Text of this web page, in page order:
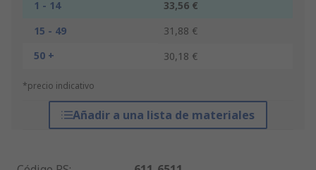
1 - 14
33,56 €
15 - 49
31,88 €
50 +
30,18 €
*precio indicativo
Añadir a una lista de materiales